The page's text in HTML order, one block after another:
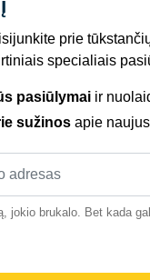
prie
specialiais
pasiūlymai ir
sužinos apie
jokio brukalo. Bet kada